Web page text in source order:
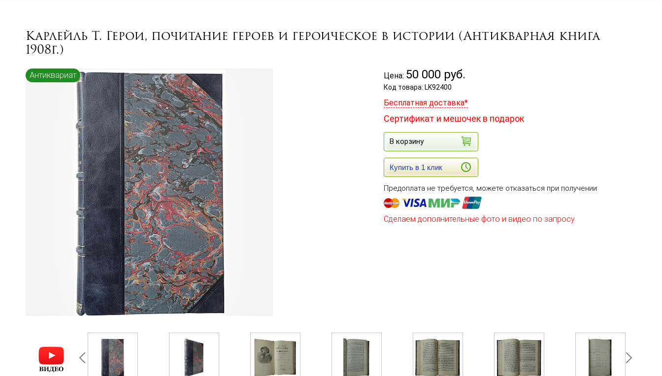
Карлейль Т. Герои, почитание героев и героическое в истории (Антикварная книга
1908г.)
Антиквариат Цена: 50 000 руб.
Код товара: LK92400
Бесплатная доставка*
Сертификат и мешочек в подарок
В корзину
Купить в 1 клик
Предоплата не требуется, можете отказаться при получении
Сделаем дополнительные фото и видео по запросу